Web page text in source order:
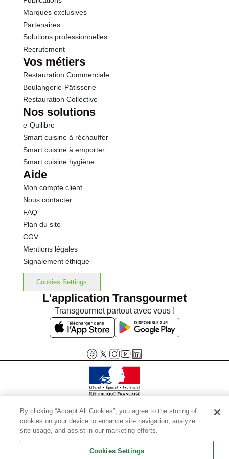
Marques exclusives
Partenaires
Solutions professionnelles
Recrutement
Vos métiers
Restauration Commerciale
Boulangerie-Pâtisserie
Restauration Collective
Nos solutions
e-Quilibre
Smart cuisine à réchauffer
Smart cuisine à emporter
Smart cuisine hygiène
Aide
Mon compte client
Nous contacter
FAQ
Plan du site
CGV
Mentions légales
Signalement éthique
Cookies Settings
L'application Transgourmet
Transgourmet partout avec vous !
moins de 18 ans
La preuve de majorité de l'acheteur est exigée au moment de la vente
Code de la santé publique, Aar.l.3342-1 et l.3353-3
By clicking “Accept All Cookies”, you agree to the storing of
cookies on your device to enhance site navigation, analyze
site usage, and assist in our marketing efforts.
Cookies Settings